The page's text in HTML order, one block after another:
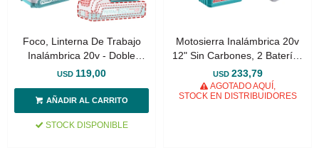
Foco, Linterna De Trabajo
Inalámbrica 20v - Doble
Batería Y Cargador
USD 119,00
STOCK DISPONIBLE
Motosierra Inalámbrica 20v
12" Sin Carbones, 2 Baterías
4.0Ah
USD 233,79
AGOTADO AQUÍ,
STOCK EN DISTRIBUIDORES